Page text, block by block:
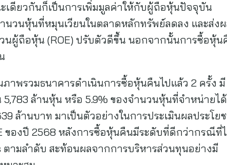
ดียวกันก็เป็นการเพิ่มมูลค่าให้กับผู้ถือหุ้นปัจจุบัน
นวนหุ้นที่หมุนเวียนในตลาดหลักทรัพย์ลดลง และส่ง
นผู้ถือหุ้น (ROE) ปรับตัวดีขึ้น นอกจากนั้นการซื้อหุ้น
พรวมธนาคารดำเนินการซื้อหุ้นคืนไปแล้ว 2 ครั้ง มี
ล้านหุ้น หรือ 5.9% ของจำนวนหุ้นที่จำหน่ายได้
ล้านบาท มาเป็นตัวอย่างในการประเมินผลประโย
ของปี 2568 หลังการซื้อหุ้นคืนมีระดับที่ดีกว่ากรณีที่
ามลำดับ สะท้อนผลจากการบริหารส่วนทุนอย่างมี